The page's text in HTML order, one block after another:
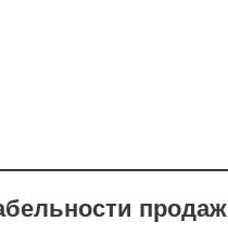
продаж